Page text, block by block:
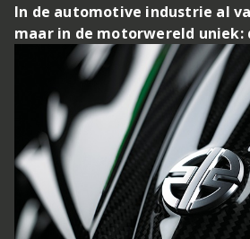
In de automotive industrie al
maar in de motorwereld uniek: